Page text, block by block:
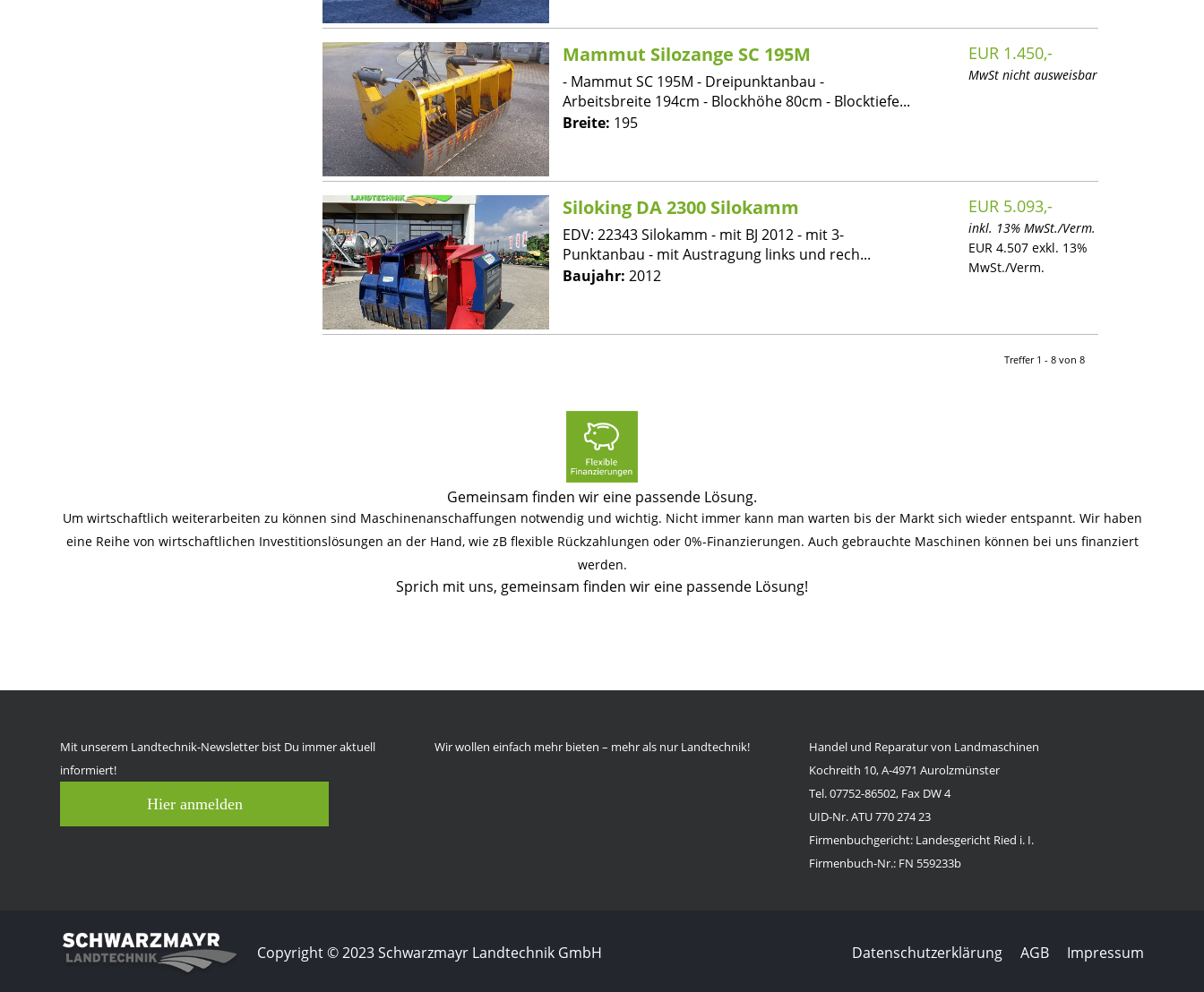
Mammut Silozange SC 195M
- Mammut SC 195M - Dreipunktanbau -
Arbeitsbreite 194cm - Blockhöhe 80cm - Blocktiefe...
Breite: 195
EUR 1.450,-
MwSt nicht ausweisbar
Siloking DA 2300 Silokamm
EDV: 22343 Silokamm - mit BJ 2012 - mit 3-
Punktanbau - mit Austragung links und rech...
Baujahr: 2012
EUR 5.093,-
inkl. 13% MwSt./Verm.
EUR 4.507 exkl. 13%
MwSt./Verm.
Treffer 1 - 8 von 8
Gemeinsam finden wir eine passende Lösung.
Um wirtschaftlich weiterarbeiten zu können sind Maschinenanschaffungen notwendig und wichtig. Nicht immer kann man warten bis der Markt sich wieder entspannt. Wir haben
eine Reihe von wirtschaftlichen Investitionslösungen an der Hand, wie zB flexible Rückzahlungen oder 0%-Finanzierungen. Auch gebrauchte Maschinen können bei uns finanziert
werden.
Sprich mit uns, gemeinsam finden wir eine passende Lösung!
Mit unserem Landtechnik-Newsletter bist Du immer aktuell
informiert!
Hier anmelden
Wir wollen einfach mehr bieten – mehr als nur Landtechnik!
Handel und Reparatur von Landmaschinen
Kochreith 10, A-4971 Aurolzmünster
Tel. 07752-86502, Fax DW 4
UID-Nr. ATU 770 274 23
Firmenbuchgericht: Landesgericht Ried i. I.
Firmenbuch-Nr.: FN 559233b
Copyright © 2023 Schwarzmayr Landtechnik GmbH Datenschutzerklärung AGB Impressum